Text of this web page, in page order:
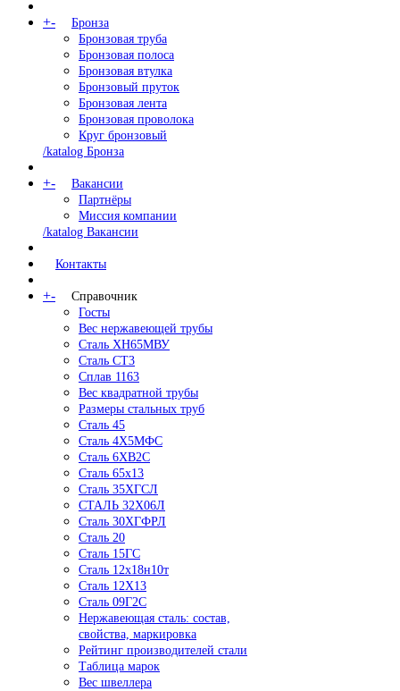
+-
Бронза
Бронзовая труба
Бронзовая полоса
Бронзовая втулка
Бронзовый пруток
Бронзовая лента
Бронзовая проволока
Круг бронзовый
/katalog Бронза
+-
Вакансии
Партнёры
Миссия компании
/katalog Вакансии
Контакты
+-
Справочник
Госты
Вес нержавеющей трубы
Сталь ХН65МВУ
Сталь СТ3
Сплав 1163
Вес квадратной трубы
Размеры стальных труб
Сталь 45
Сталь 4Х5МФС
Сталь 6ХВ2С
Сталь 65х13
Сталь 35ХГСЛ
СТАЛЬ 32Х06Л
Сталь 30ХГФРЛ
Сталь 20
Сталь 15ГС
Сталь 12х18н10т
Сталь 12Х13
Сталь 09Г2С
Нержавеющая сталь: состав,
свойства, маркировка
Рейтинг производителей стали
Таблица марок
Вес швеллера